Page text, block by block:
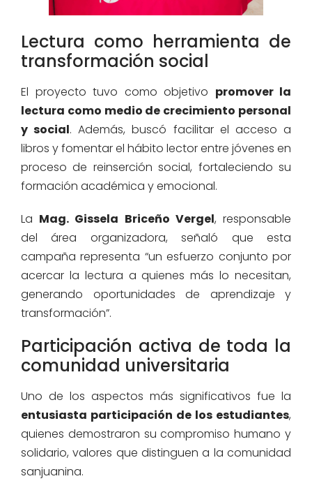
Lectura como herramienta de
transformación social
El proyecto tuvo como objetivo promover la
lectura como medio de crecimiento personal
y social. Además, buscó facilitar el acceso a
libros y fomentar el hábito lector entre jóvenes en
proceso de reinserción social, fortaleciendo su
formación académica y emocional.
La Mag. Gissela Briceño Vergel, responsable
del área organizadora, señaló que esta
campaña representa “un esfuerzo conjunto por
acercar la lectura a quienes más lo necesitan,
generando oportunidades de aprendizaje y
transformación”.
Participación activa de toda la
comunidad universitaria
Uno de los aspectos más significativos fue la
entusiasta participación de los estudiantes,
quienes demostraron su compromiso humano y
solidario, valores que distinguen a la comunidad
sanjuanina.